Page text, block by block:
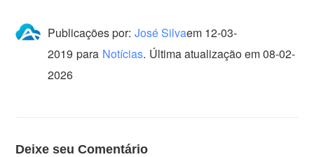
Publicações por: José Silvaem 12-03-
2019 para Notícias. Última atualização em 08-02-
2026
Deixe seu Comentário